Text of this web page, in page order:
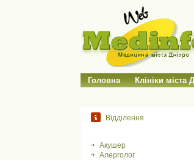
Головна Клініки міста
Відділення
Акушер
Алерголог